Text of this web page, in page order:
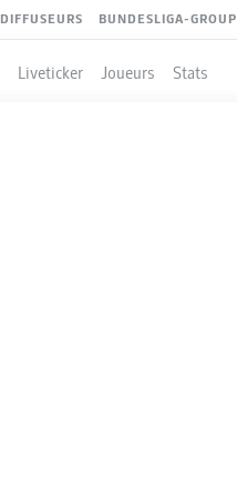
DIFFUSEURS BUNDESLIGA-GROUP
Liveticker Joueurs Stats